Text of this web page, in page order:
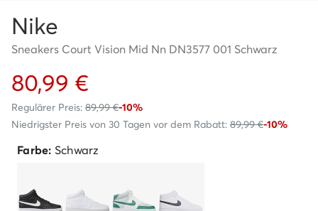
Nike
Sneakers Court Vision Mid Nn DN3577 001 Schwarz
80,99 €
Regulärer Preis: 89,99 €-10%
Niedrigster Preis von 30 Tagen vor dem Rabatt: 89,99 €-10%
Farbe: Schwarz